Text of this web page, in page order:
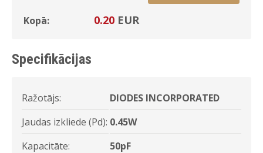
Kopā: 0.20 EUR
Specifikācijas
Ražotājs:
DIODES INCORPORATED
Jaudas izkliede (Pd): 0.45W
Kapacitāte:
50pF